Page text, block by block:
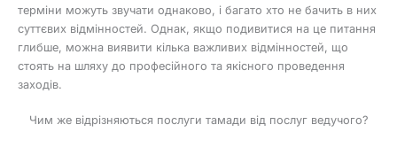
терміни можуть звучати однаково, і багато хто не бачить в них
суттєвих відмінностей. Однак, якщо подивитися на це питання
глибше, можна виявити кілька важливих відмінностей, що
стоять на шляху до професійного та якісного проведення
заходів.
Чим же відрізняються послуги тамади від послуг ведучого?